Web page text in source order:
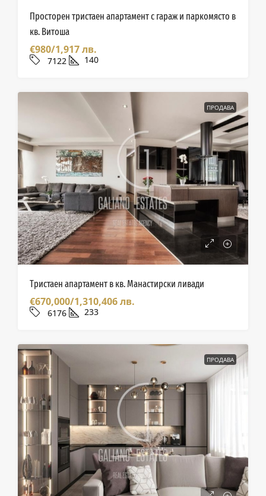
Просторен тристаен апартамент с гараж и паркомясто в
кв. Витоша
€980/1,917 лв.
7122 140
ПРОДАВА
Тристаен апартамент в кв. Манастирски ливади
€670,000/1,310,406 лв.
6176 233
ПРОДАВА